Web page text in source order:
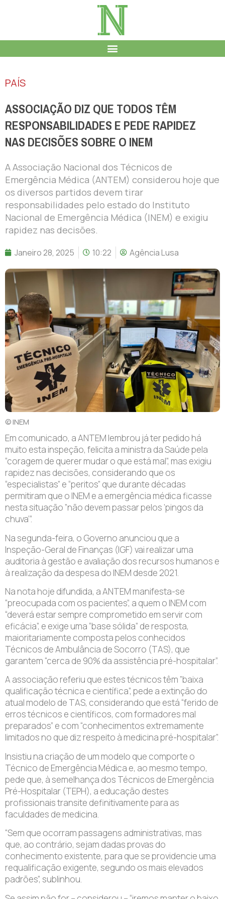
PAÍS
ASSOCIAÇÃO DIZ QUE TODOS TÊM
RESPONSABILIDADES E PEDE RAPIDEZ
NAS DECISÕES SOBRE O INEM
A Associação Nacional dos Técnicos de
Emergência Médica (ANTEM) considerou hoje que
os diversos partidos devem tirar
responsabilidades pelo estado do Instituto
Nacional de Emergência Médica (INEM) e exigiu
rapidez nas decisões.
Janeiro 28, 2025 10:22 Agência Lusa
© INEM
Em comunicado, a ANTEM lembrou já ter pedido há
muito esta inspeção, felicita a ministra da Saúde pela
“coragem de querer mudar o que está mal”, mas exigiu
rapidez nas decisões, considerando que os
“especialistas” e “peritos” que durante décadas
permitiram que o INEM e a emergência médica ficasse
nesta situação ”não devem passar pelos ‘pingos da
chuva’”.
Na segunda-feira, o Governo anunciou que a
Inspeção-Geral de Finanças (IGF) vai realizar uma
auditoria à gestão e avaliação dos recursos humanos e
à realização da despesa do INEM desde 2021.
Na nota hoje difundida, a ANTEM manifesta-se
“preocupada com os pacientes”, a quem o INEM com
“deverá estar sempre comprometido em servir com
eficácia”, e exige uma “base sólida” de resposta,
maioritariamente composta pelos conhecidos
Técnicos de Ambulância de Socorro (TAS), que
garantem “cerca de 90% da assistência pré-hospitalar”.
A associação referiu que estes técnicos têm ”baixa
qualificação técnica e científica”, pede a extinção do
atual modelo de TAS, considerando que está “ferido de
erros técnicos e científicos, com formadores mal
preparados” e com “conhecimentos extremamente
limitados no que diz respeito à medicina pré-hospitalar”.
Insistiu na criação de um modelo que comporte o
Técnico de Emergência Médica e, ao mesmo tempo,
pede que, à semelhança dos Técnicos de Emergência
Pré-Hospitalar (TEPH), a educação destes
profissionais transite definitivamente para as
faculdades de medicina.
“Sem que ocorram passagens administrativas, mas
que, ao contrário, sejam dadas provas do
conhecimento existente, para que se providencie uma
requalificação exigente, segundo os mais elevados
padrões”, sublinhou.